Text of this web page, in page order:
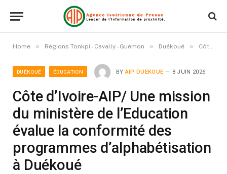
Home » Régions Tonkpi - Cavally - Guémon » Duékoué » Côte d’Ivoire-AIP/ Une mission du ministère de l’Education évalue la conformité des programmes d’alphabétisation à Duékoué
DUÉKOUÉ ÉDUCATION BY AIP DUEKOUE 8 JUIN 2026
Côte d’Ivoire-AIP/ Une mission
du ministère de l’Education
évalue la conformité des
programmes d’alphabétisation
à Duékoué